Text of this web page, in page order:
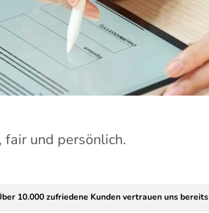
und persönlich.
10.000 zufriedene Kunden vertrauen uns bereits